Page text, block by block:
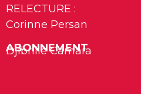
RELECTURE :
Corinne Persan
ABONNEMENT
Djibrille Camara